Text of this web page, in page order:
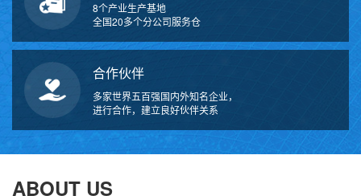
8个产业生产基地
全国20多个分公司服务仓
合作伙伴
多家世界五百强国内外知名企业，
进行合作，建立良好伙伴关系
ABOUT US